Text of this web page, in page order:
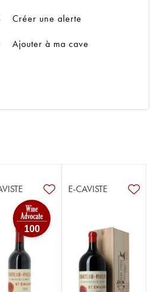
Créer une alerte
Ajouter à ma cave
100
E-CAVISTE